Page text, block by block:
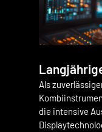
Als
die intensive